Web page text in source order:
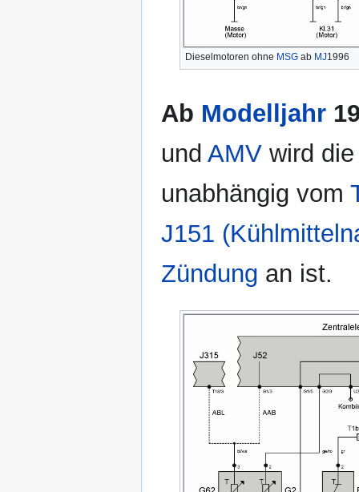
Dieselmotoren ohne MSG ab MJ1996
Ab Modelljahr
und AMV wird
unabhängig vom
J151
Zündung an ist.